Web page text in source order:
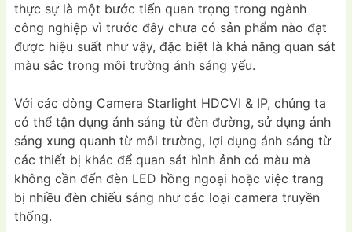
thực sự là một bước tiến quan trọng trong ngành
công nghiệp vì trước đây chưa có sản phẩm nào đạt
được hiệu suất như vậy, đặc biệt là khả năng quan sát
màu sắc trong môi trường ánh sáng yếu.
Với các dòng Camera Starlight HDCVI & IP, chúng ta
có thể tận dụng ánh sáng từ đèn đường, sử dụng ánh
sáng xung quanh từ môi trường, lợi dụng ánh sáng từ
các thiết bị khác để quan sát hình ảnh có màu mà
không cần đến đèn LED hồng ngoại hoặc việc trang
bị nhiều đèn chiếu sáng như các loại camera truyền
thống.